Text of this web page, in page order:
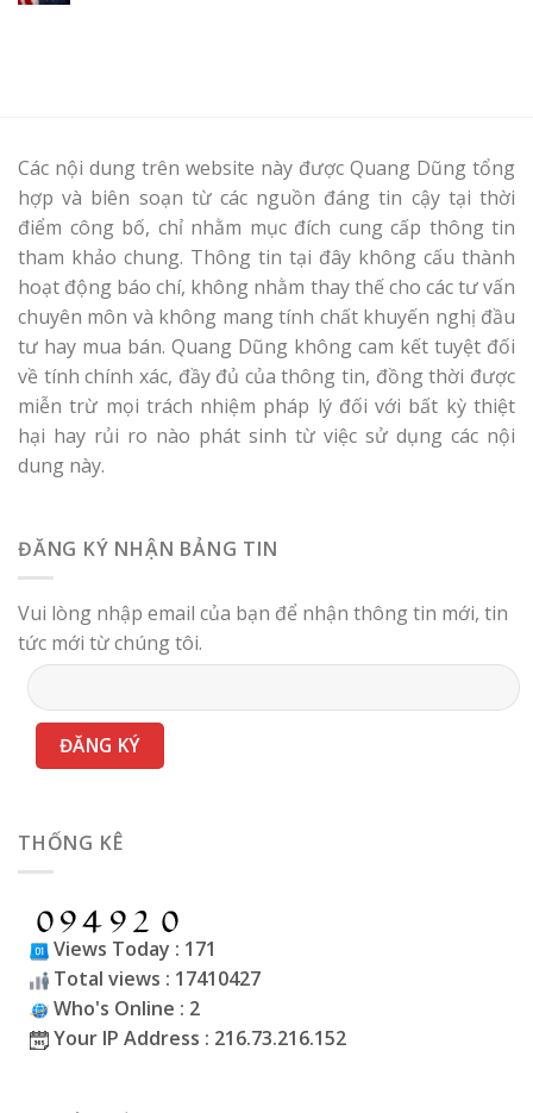
Các nội dung trên website này được Quang Dũng tổng
hợp và biên soạn từ các nguồn đáng tin cậy tại thời
điểm công bố, chỉ nhằm mục đích cung cấp thông tin
tham khảo chung. Thông tin tại đây không cấu thành
hoạt động báo chí, không nhằm thay thế cho các tư vấn
chuyên môn và không mang tính chất khuyến nghị đầu
tư hay mua bán. Quang Dũng không cam kết tuyệt đối
về tính chính xác, đầy đủ của thông tin, đồng thời được
miễn trừ mọi trách nhiệm pháp lý đối với bất kỳ thiệt
hại hay rủi ro nào phát sinh từ việc sử dụng các nội
dung này.
ĐĂNG KÝ NHẬN BẢNG TIN
Vui lòng nhập email của bạn để nhận thông tin mới, tin
tức mới từ chúng tôi.
THỐNG KÊ
Views Today : 171
Total views : 17410427
Who's Online : 2
Your IP Address : 216.73.216.152